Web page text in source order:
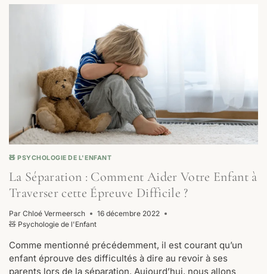
MAL
À
DIRE
AU
REVOIR
?
🧸 PSYCHOLOGIE DE L'ENFANT
La Séparation : Comment Aider Votre Enfant à
Traverser cette Épreuve Difficile ?
Par Chloé Vermeersch
16 décembre 2022
🧸 Psychologie de l'Enfant
Comme mentionné précédemment, il est courant qu’un
enfant éprouve des difficultés à dire au revoir à ses
parents lors de la séparation. Aujourd’hui, nous allons